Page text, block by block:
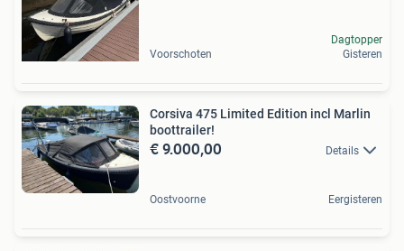
Voorschoten
Dagtopper
Gisteren
Corsiva 475 Limited Edition incl Marlin
boottrailer!
€ 9.000,00 Details
Oostvoorne Eergisteren